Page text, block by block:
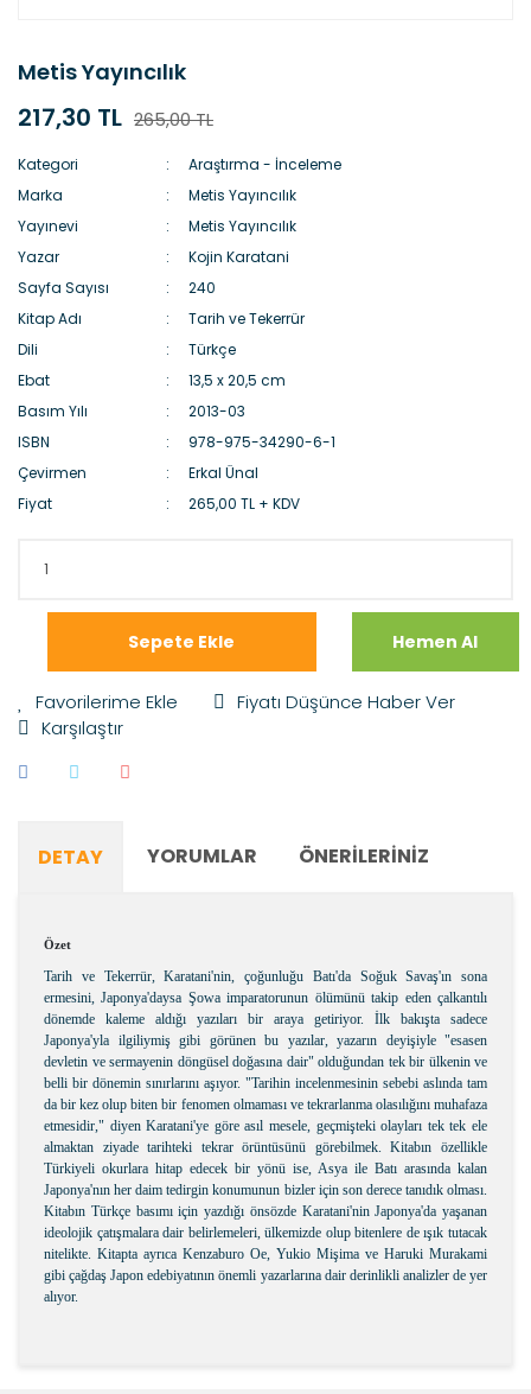
Metis Yayıncılık
217,30 TL 265,00 TL
Kategori
Araştırma - İnceleme
Marka
Metis Yayıncılık
Yayınevi
Metis Yayıncılık
Yazar
Kojin Karatani
Sayfa Sayısı
240
Kitap Adı
Tarih ve Tekerrür
Dili
Türkçe
Ebat
13,5 x 20,5 cm
Basım Yılı
2013-03
ISBN
978-975-34290-6-1
Çevirmen
Erkal Ünal
Fiyat
265,00 TL + KDV
Sepete Ekle Hemen Al
Fiyatı Düşünce Haber Ver
Karşılaştır
DETAY YORUMLAR ÖNERILERINIZ
Özet
Tarih ve Tekerrür, Karatani'nin, çoğunluğu Batı'da Soğuk Savaş'ın sona
ermesini, Japonya'daysa Şowa imparatorunun ölümünü takip eden çalkantılı
dönemde kaleme aldığı yazıları bir araya getiriyor. İlk bakışta sadece
Japonya'yla ilgiliymiş gibi görünen bu yazılar, yazarın deyişiyle "esasen
devletin ve sermayenin döngüsel doğasına dair" olduğundan tek bir ülkenin ve
belli bir dönemin sınırlarını aşıyor. "Tarihin incelenmesinin sebebi aslında tam
da bir kez olup biten bir fenomen olmaması ve tekrarlanma olasılığını muhafaza
etmesidir," diyen Karatani'ye göre asıl mesele, geçmişteki olayları tek tek ele
almaktan ziyade tarihteki tekrar örüntüsünü görebilmek. Kitabın özellikle
Türkiyeli okurlara hitap edecek bir yönü ise, Asya ile Batı arasında kalan
Japonya'nın her daim tedirgin konumunun bizler için son derece tanıdık olması.
Kitabın Türkçe basımı için yazdığı önsözde Karatani'nin Japonya'da yaşanan
ideolojik çatışmalara dair belirlemeleri, ülkemizde olup bitenlere de ışık tutacak
nitelikte. Kitapta ayrıca Kenzaburo Oe, Yukio Mişima ve Haruki Murakami
gibi çağdaş Japon edebiyatının önemli yazarlarına dair derinlikli analizler de yer
alıyor.